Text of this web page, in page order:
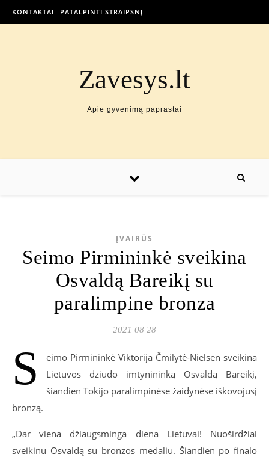
KONTAKTAI PATALPINTI STRAIPSNĮ
Zavesys.lt
Apie gyvenimą paprastai
ĮVAIRŪS
Seimo Pirmininkė sveikina
Osvaldą Bareikį su
paralimpine bronza
2021 08 28
S
eimo Pirmininkė Viktorija Čmilytė-Nielsen sveikina
Lietuvos dziudo imtynininką Osvaldą Bareikį,
šiandien Tokijo paralimpinėse žaidynėse iškovojusį
bronzą.
„Dar viena džiaugsminga diena Lietuvai! Nuoširdžiai
sveikinu Osvaldą su bronzos medaliu. Šiandien po finalo